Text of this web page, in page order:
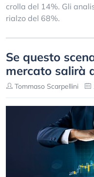
crolla del 14%. Gli
rialzo del 68%.
Se questo
mercato salirà
Tommaso Scarpellini